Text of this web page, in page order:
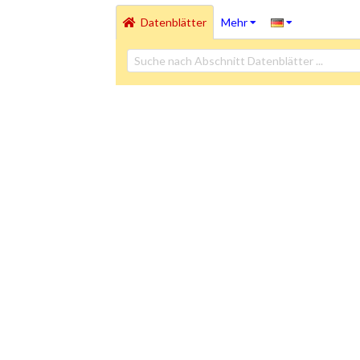
Datenblätter Mehr